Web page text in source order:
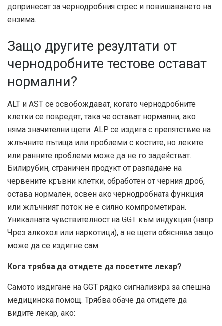
допринесат за чернодробния стрес и повишаването на
ензима.
Защо другите резултати от
чернодробните тестове остават
нормални?
ALT и AST се освобождават, когато чернодробните
клетки се повредят, така че остават нормални, ако
няма значителни щети. ALP се издига с препятствие на
жлъчните пътища или проблеми с костите, но леките
или ранните проблеми може да не го задействат.
Билирубин, страничен продукт от разпадане на
червените кръвни клетки, обработен от черния дроб,
остава нормален, освен ако чернодробната функция
или жлъчният поток не е силно компрометиран.
Уникалната чувствителност на GGT към индукция (напр.
Чрез алкохол или наркотици), а не щети обяснява защо
може да се издигне сам.
Кога трябва да отидете да посетите лекар?
Самото издигане на GGT рядко сигнализира за спешна
медицинска помощ. Трябва обаче да отидете да
видите лекар, ако: